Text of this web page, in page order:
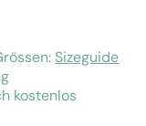
Sizeguide
kostenlos